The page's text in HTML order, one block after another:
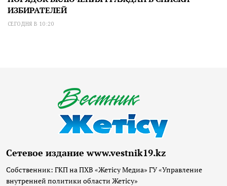
ИЗБИРАТЕЛЕЙ
СЕГОДНЯ В 10:20
Сетевое издание www.vestnik19.kz
Собственник: ГКП на ПХВ «Жетісу Медиа» ГУ «Управление
внутренней политики области Жетісу»